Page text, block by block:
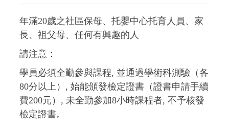
年滿20歲之社區保母、托嬰中心托育人員、家
長、祖父母、任何有興趣的人
請注意：
學員必須全勤參與課程, 並通過學術科測驗（各
80分以上）, 始能頒發檢定證書（證書申請手續
費200元）, 未全勤參加8小時課程者, 不予核發
檢定證書。